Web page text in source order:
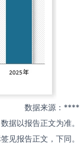
数据来源：****
据以报告正文为准。
见报告正文，下同。